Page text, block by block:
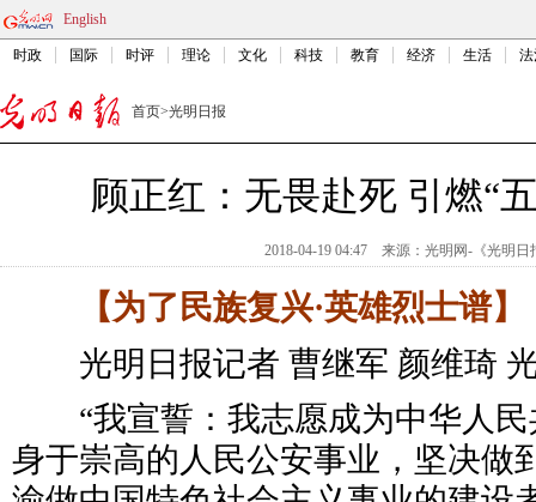
English
时政 国际 时评 理论 文化 科技 教育 经济 生活
首页>光明日报
顾正红：无畏赴死 引燃“
2018-04-19 04:47 来源： 光明网-《光明日
【为了民族复兴·英雄烈士谱】
光明日报记者 曹继军 颜维琦 光
“我宣誓：我志愿成为中华人民
身于崇高的人民公安事业，坚决做